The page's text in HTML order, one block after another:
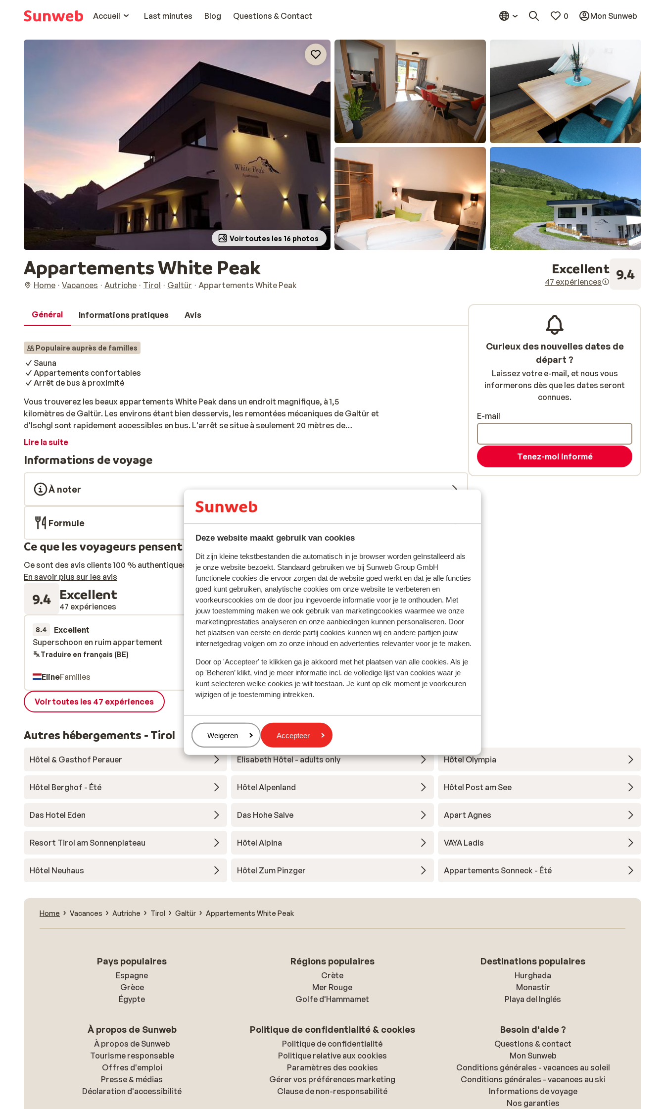
Deze website maakt gebruik van cookies
Dit zijn kleine tekstbestanden die automatisch in je browser worden geïnstalleerd als
je onze website bezoekt. Standaard gebruiken we bij Sunweb Group GmbH
functionele cookies die ervoor zorgen dat de website goed werkt en dat je alle functies
goed kunt gebruiken, analytische cookies om onze website te verbeteren en
voorkeurscookies om de door jou ingevoerde informatie voor je te onthouden. Met
jouw toestemming maken we ook gebruik van marketingcookies waarmee we onze
marketingprestaties analyseren en onze aanbiedingen kunnen personaliseren. Door
het plaatsen van eerste en derde partij cookies kunnen wij en andere partijen jouw
internetgedrag volgen om zo onze inhoud en advertenties relevanter voor je te maken.
Door op 'Accepteer' te klikken ga je akkoord met het plaatsen van alle cookies. Als je
op 'Beheren’ klikt, vind je meer informatie incl. de volledige lijst van cookies waar je
kunt selecteren welke cookies je wilt toestaan. Je kunt op elk moment je voorkeuren
wijzigen of je toestemming intrekken.
Beheren
Weigeren Accepteer
Accueil
Last minutes Blog Questions & Contact 0 Mon Sunweb
Voir toutes les 16 photos
Appartements White Peak
Home Vacances Autriche Tirol Galtür Appartements White Peak
Excellent
47 expériences 9.4
Général Informations pratiques Avis
Populaire auprès de familles
Sauna
Appartements confortables
Arrêt de bus à proximité
Vous trouverez les beaux appartements White Peak dans un endroit magnifique, à 1,5
kilomètres de Galtür. Les environs étant bien desservis, les remontées mécaniques de Galtür et
d'Ischgl sont rapidement accessibles en bus. L'arrêt se situe à seulement 20 mètres de
l'établissement. Les appartements sont spacieux et disposent d'une jolie cuisine/salle à
dispose également d'un sauna, où vous pourrez vous détendre après une journée en plein air!
Les propriétaires du chalet s'occuperont personnellement du check-in et veilleront à ce que
vous vous sentiez comme chez vous.
Lire la suite
Informations de voyage
À noter
Formule
Ce que les voyageurs pensent
Ce sont des avis clients 100 % authentiques qui reflètent fidèlement leur expérience avec notre produit.
En savoir plus sur les avis
9.4 Excellent
47 expériences Réservé le plus par familles
8.4 Excellent
29 avr. 2026
Superschoon en ruim appartement
Superschoon en ruim appartement
Traduire en français (BE)
ElineFamilles
9.8 Excellent
18 avr. 2026
Prachtig appartement, vriendelijke behulpzame
Prachtig appartement, vriendelijke behulpzame
Traduire en français (BE)
AnonymeFamilles
Voir toutes les 47 expériences
Curieux des nouvelles dates de
départ ?
Laissez votre e-mail, et nous vous
informerons dès que les dates seront
connues.
E-mail
Tenez-moi informé
Autres hébergements - Tirol
Hôtel & Gasthof Perauer Elisabeth Hôtel - adults only Hôtel Olympia
Hôtel Berghof - Été Hôtel Alpenland Hôtel Post am See
Das Hotel Eden Das Hohe Salve Apart Agnes
Resort Tirol am Sonnenplateau Hôtel Alpina VAYA Ladis
Hôtel Neuhaus Hôtel Zum Pinzger Appartements Sonneck - Été
Home Vacances Autriche Tirol Galtür Appartements White Peak
Pays populaires
Espagne
Grèce
Égypte
Régions populaires
Crète
Mer Rouge
Golfe d'Hammamet
Destinations populaires
Hurghada
Monastir
Playa del Inglés
À propos de Sunweb
À propos de Sunweb
Tourisme responsable
Offres d'emploi
Presse & médias
Déclaration d'accessibilité
Politique de confidentialité & cookies
Politique de confidentialité
Politique relative aux cookies
Paramètres des cookies
Gérer vos préférences marketing
Clause de non-responsabilité
Besoin d'aide ?
Questions & contact
Mon Sunweb
Conditions générales - vacances au soleil
Conditions générales - vacances au ski
Informations de voyage
Nos garanties